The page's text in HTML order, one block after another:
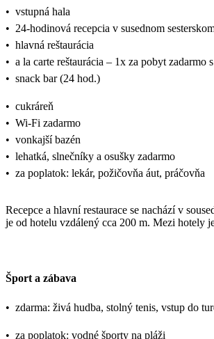
• vstupná hala
• 24-hodinová recepcia v susednom
• hlavná reštaurácia
• a la carte reštaurácia – 1x za pobyt zadarmo
• snack bar (24 hod.)
• cukráreň
• Wi-Fi zadarmo
• vonkajší bazén
• lehatká, slnečníky a osušky zadarmo
• za poplatok: lekár, požičovňa áut, práčovňa
Recepce a hlavní restaurace se nachází v
je od hotelu vzdálený cca 200 m. Mezi hotely
Šport a zábava
• zdarma: živá hudba, stolný tenis, vstup do
• za poplatok: vodné športy na pláži